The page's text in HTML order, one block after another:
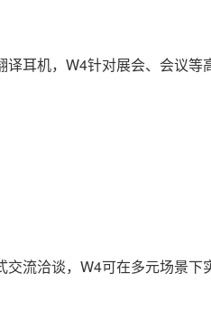
耳机，W4针对展会、会议
流洽谈，W4可在多元场景下